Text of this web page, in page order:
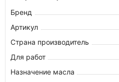
Бренд
Артикул
Страна производитель
Для работ
Назначение масла